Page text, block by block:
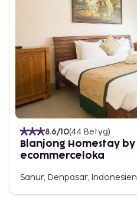
8.6/10(44 Betyg)
Blanjong Homestay by
ecommerceloka
Sanur, Denpasar, Indonesien